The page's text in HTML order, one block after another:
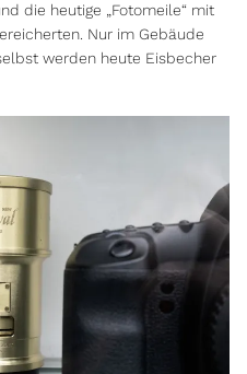
die heutige „Fotomeile“ mit
Nur im Gebäude
werden heute Eisbecher